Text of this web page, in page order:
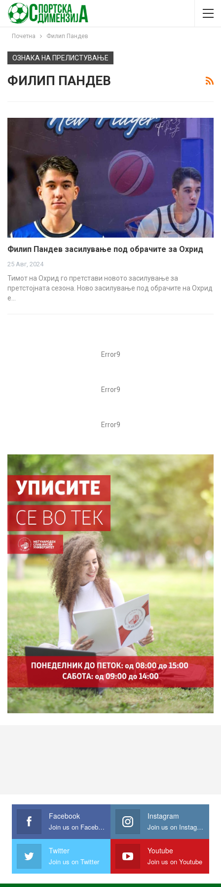
Почетна Филип Пандев
ОЗНАКА НА ПРЕЛИСТУВАЊЕ
ФИЛИП ПАНДЕВ
Филип Пандев засилување под обрачите за Охрид
25 Авг, 2024
Тимот на Охрид го претстави новото засилување за
претстојната сезона. Ново засилување под обрачите на Охрид
е…
Error9
Error9
Error9
Facebook
Join us on Facebook
Instagram
Join us on Instagram
Twitter
Join us on Twitter
Youtube
Join us on Youtube